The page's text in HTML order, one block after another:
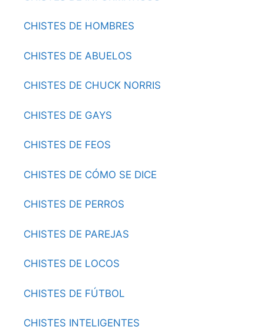
CHISTES DE HOMBRES
CHISTES DE ABUELOS
CHISTES DE CHUCK NORRIS
CHISTES DE GAYS
CHISTES DE FEOS
CHISTES DE CÓMO SE DICE
CHISTES DE PERROS
CHISTES DE PAREJAS
CHISTES DE LOCOS
CHISTES DE FÚTBOL
CHISTES INTELIGENTES